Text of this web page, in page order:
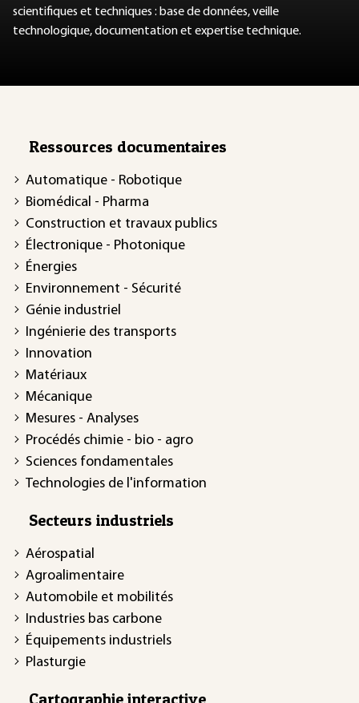
scientifiques et techniques : base de données, veille
technologique, documentation et expertise technique.
Ressources documentaires
Automatique - Robotique
Biomédical - Pharma
Construction et travaux publics
Électronique - Photonique
Énergies
Environnement - Sécurité
Génie industriel
Ingénierie des transports
Innovation
Matériaux
Mécanique
Mesures - Analyses
Procédés chimie - bio - agro
Sciences fondamentales
Technologies de l'information
Secteurs industriels
Aérospatial
Agroalimentaire
Automobile et mobilités
Industries bas carbone
Équipements industriels
Plasturgie
Cartographie interactive